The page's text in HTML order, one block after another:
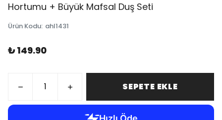
Hortumu + Büyük Mafsal Duş Seti
Ürün Kodu: ahl1431
₺ 149.90
SEPETE EKLE